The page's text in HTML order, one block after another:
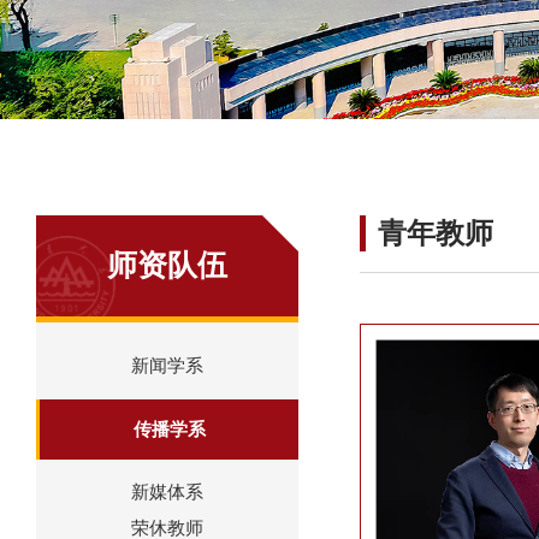
师资队伍
新闻学系
传播学系
新媒体系
荣休教师
青年教师